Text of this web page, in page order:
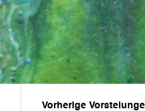
Vorherige